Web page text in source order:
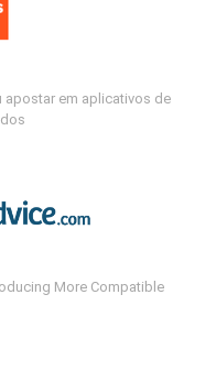
apostar em aplicativos de
More Compatible